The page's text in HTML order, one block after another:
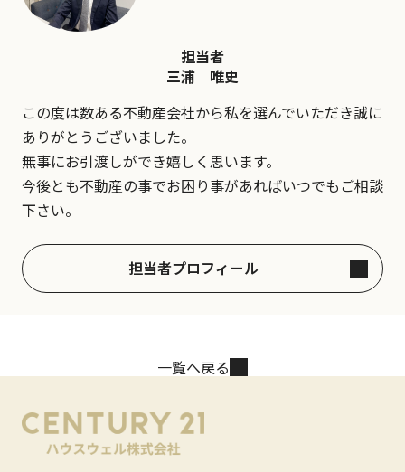
担当者
三浦 唯史
この度は数ある不動産会社から私を選んでいただき誠に
ありがとうございました。
無事にお引渡しができ嬉しく思います。
今後とも不動産の事でお困り事があればいつでもご相談
下さい。
担当者プロフィール
一覧へ戻る